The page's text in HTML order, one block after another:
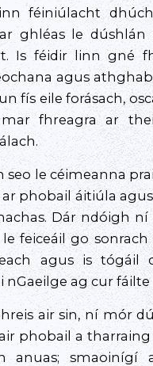
féiniúlacht
ghléas le dúshlán
Is féidir linn gné
agus
fís eile forásach,
fhreagra ar
seo le céimeanna
phobail áitiúla
Dár ndóigh
le feiceáil go
agus is tógáil
nGaeilge ag cur
air sin, ní mór
phobail a tharraing
anuas; smaoinígí